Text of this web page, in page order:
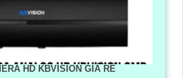
HD KBVISION GIÁ RẺ